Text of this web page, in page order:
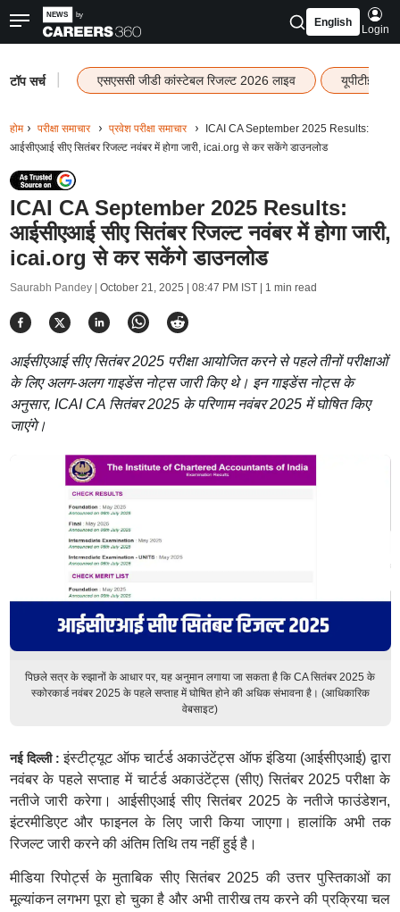
English
Login
टॉप सर्च एसएससी जीडी कांस्टेबल रिजल्ट 2026 लाइव यूपीटीईटी
होम परीक्षा समाचार प्रवेश परीक्षा समाचार
ICAI CA September 2025 Results:
आईसीएआई सीए सितंबर रिजल्ट नवंबर में होगा जारी, icai.org से कर सकेंगे डाउनलोड
ICAI CA September 2025 Results:
आईसीएआई सीए सितंबर रिजल्ट नवंबर में होगा जारी,
icai.org से कर सकेंगे डाउनलोड
Saurabh Pandey | October 21, 2025 | 08:47 PM IST| 1 min read
आईसीएआई सीए सितंबर 2025 परीक्षा आयोजित करने से पहले तीनों परीक्षाओं
के लिए अलग-अलग गाइडेंस नोट्स जारी किए थे। इन गाइडेंस नोट्स के
अनुसार, ICAI CA सितंबर 2025 के परिणाम नवंबर 2025 में घोषित किए
जाएंगे।
पिछले सत्र के रुझानों के आधार पर, यह अनुमान लगाया जा सकता है कि CA सितंबर 2025 के
स्कोरकार्ड नवंबर 2025 के पहले सप्ताह में घोषित होने की अधिक संभावना है। (आधिकारिक
वेबसाइट)
नई दिल्ली : इंस्टीट्यूट ऑफ चार्टर्ड अकाउंटेंट्स ऑफ इंडिया (आईसीएआई) द्वारा
नवंबर के पहले सप्ताह में चार्टर्ड अकाउंटेंट्स (सीए) सितंबर 2025 परीक्षा के
नतीजे जारी करेगा। आईसीएआई सीए सितंबर 2025 के नतीजे फाउंडेशन,
इंटरमीडिएट और फाइनल के लिए जारी किया जाएगा। हालांकि अभी तक
रिजल्ट जारी करने की अंतिम तिथि तय नहीं हुई है।
मीडिया रिपोर्ट्स के मुताबिक सीए सितंबर 2025 की उत्तर पुस्तिकाओं का
मूल्यांकन लगभग पूरा हो चुका है और अभी तारीख तय करने की प्रक्रिया चल